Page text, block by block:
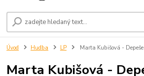
Úvod Hudba LP Marta Kubišová -
Marta Kubišová -